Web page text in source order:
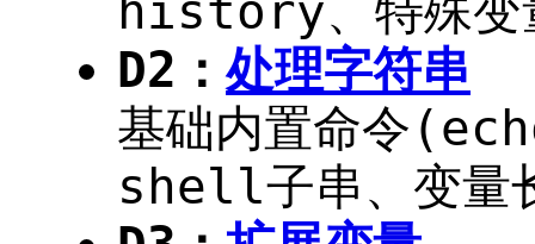
history、特殊变
D2：处理字符串
基础内置命令
shell子串、变量